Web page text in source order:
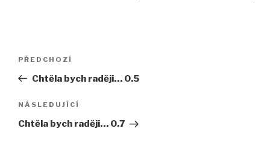
Navigace
příspěvek
Předchozí
příspěvek
PŘEDCHOZÍ
Chtěla bych raději… 0.5
Následující
příspěvek
NÁSLEDUJÍCÍ
Chtěla bych raději… 0.7